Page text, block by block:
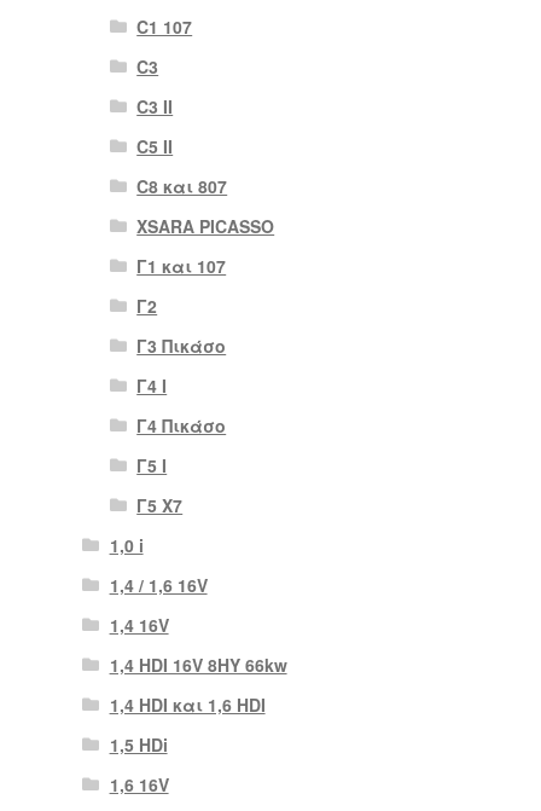
C1 107
C3
C3 II
C5 II
C8 και 807
XSARA PICASSO
Γ1 και 107
Γ2
Γ3 Πικάσο
Γ4 Ι
Γ4 Πικάσο
Γ5 Ι
Γ5 Χ7
1,0 i
1,4 / 1,6 16V
1,4 16V
1,4 HDI 16V 8HY 66kw
1,4 HDI και 1,6 HDI
1,5 HDi
1,6 16V